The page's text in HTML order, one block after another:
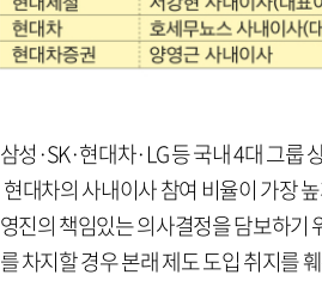
삼성·SK·현대차·LG 등 국내 4대 그룹
현대차의 사내이사 참여 비율이 가장
영진의 책임있는 의사결정을 담보하기
를 차지할 경우 본래 제도 도입 취지를